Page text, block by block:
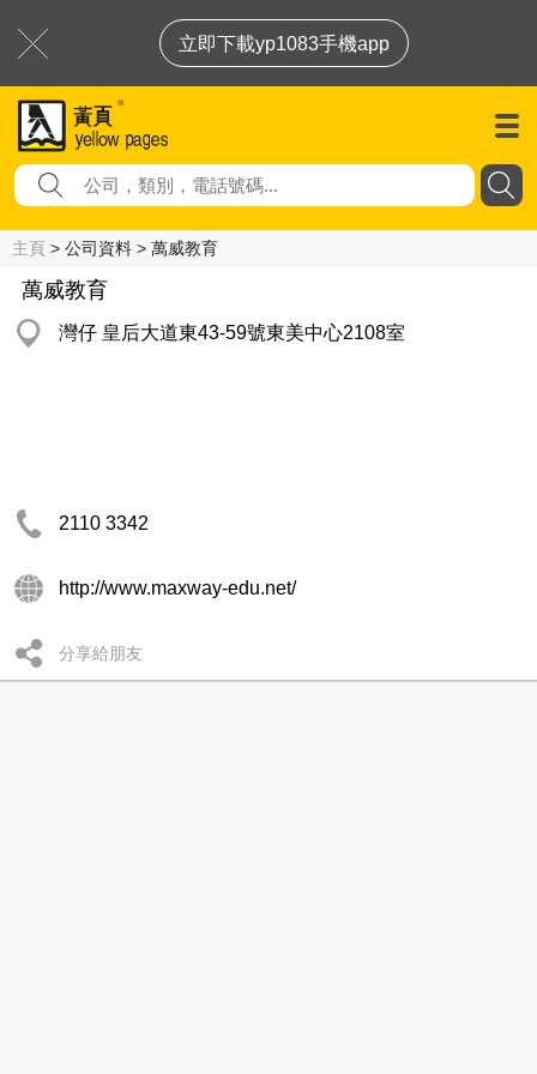
立即下載yp1083手機app
主頁 > 公司資料 > 萬威教育
萬威教育
灣仔 皇后大道東43-59號東美中心2108室
2110 3342
http://www.maxway-edu.net/
分享給朋友